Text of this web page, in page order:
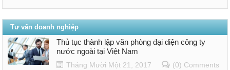
Tư vấn doanh nghiệp
Thủ tục thành lập văn phòng đại diện công ty
nước ngoài tại Việt Nam
Tháng Mười Một 21, 2017 (0) Comments